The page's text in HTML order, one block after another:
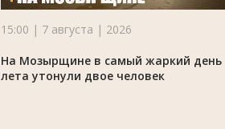
15:00 | 7 августа | 2026
На Мозырщине в самый жаркий день
лета утонули двое человек